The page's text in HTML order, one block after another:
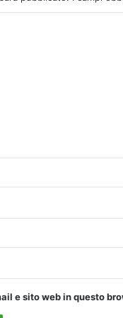
e sito web in questo